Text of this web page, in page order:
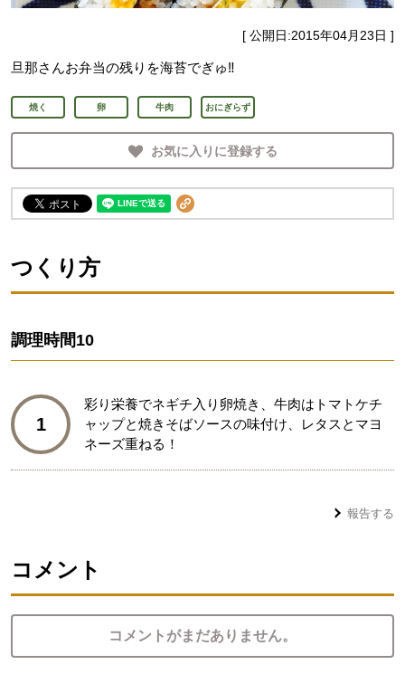
[ 公開日:2015年04月23日 ]
旦那さんお弁当の残りを海苔でぎゅ‼️
焼く 卵 牛肉 おにぎらず
お気に入りに登録する
つくり方
調理時間10
1
彩り栄養でネギチ入り卵焼き、牛肉はトマトケチ
ャップと焼きそばソースの味付け、レタスとマヨ
ネーズ重ねる！
報告する
コメント
コメントがまだありません。